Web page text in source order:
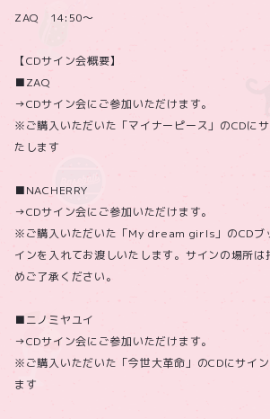
ZAQ 14:50～
【CDサイン会概要】
■ZAQ
→CDサイン会にご参加いただけます。
※ご購入いただいた「マイナーピース」のCDに
たします
■NACHERRY
→CDサイン会にご参加いただけます。
※ご購入いただいた「My dream girls」のCDブ
インを入れてお渡しいたします。サインの場所
めご了承ください。
■ニノミヤユイ
→CDサイン会にご参加いただけます。
※ご購入いただいた「今世大革命」のCDにサイ
ます